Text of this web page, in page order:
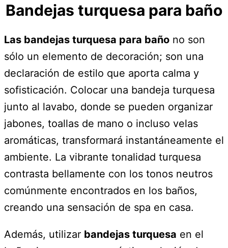
Bandejas turquesa para baño
Las bandejas turquesa para baño no son
sólo un elemento de decoración; son una
declaración de estilo que aporta calma y
sofisticación. Colocar una bandeja turquesa
junto al lavabo, donde se pueden organizar
jabones, toallas de mano o incluso velas
aromáticas, transformará instantáneamente el
ambiente. La vibrante tonalidad turquesa
contrasta bellamente con los tonos neutros
comúnmente encontrados en los baños,
creando una sensación de spa en casa.
Además, utilizar bandejas turquesa en el